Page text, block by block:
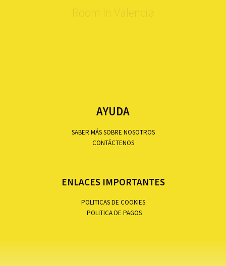
Room In Valencia
AYUDA
SABER MÁS SOBRE NOSOTROS
CONTÁCTENOS
ENLACES IMPORTANTES
POLITICAS DE COOKIES
POLITICA DE PAGOS